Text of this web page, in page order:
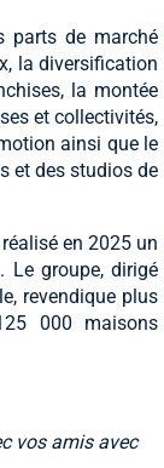
parts de marché
la diversification
la montée
et collectivités,
ainsi que le
et des studios de
en 2025 un
Le groupe, dirigé
revendique plus
000 maisons
vos amis avec